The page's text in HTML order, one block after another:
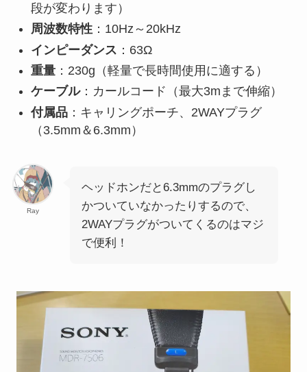
段が変わります）
周波数特性：10Hz～20kHz
インピーダンス ：63Ω
重量：230g（軽量で長時間使用に適する）
ケーブル：カールコード（最大3mまで伸縮）
付属品：キャリングポーチ、2WAYプラグ
（3.5mm＆6.3mm）
Ray
ヘッドホンだと6.3mmのプラグし
かついていなかったりするので、
2WAYプラグがついてくるのはマジ
で便利！